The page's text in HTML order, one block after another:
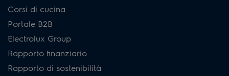
Corsi di cucina
Portale B2B
Electrolux Group
Rapporto finanziario
Rapporto di sostenibilità